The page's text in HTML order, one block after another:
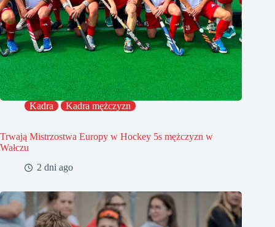
Kadra Kadra mężczyzn
Trwają Mistrzostwa Europy w Hockey 5s mężczyzn w
Wałczu
2 dni ago